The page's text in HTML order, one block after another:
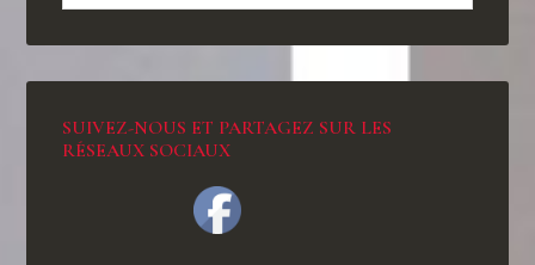
SUIVEZ-NOUS ET PARTAGEZ SUR LES
RÉSEAUX SOCIAUX